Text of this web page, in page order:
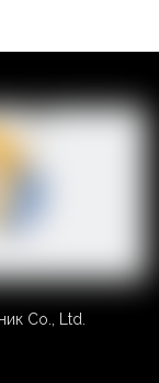
Co., Ltd.